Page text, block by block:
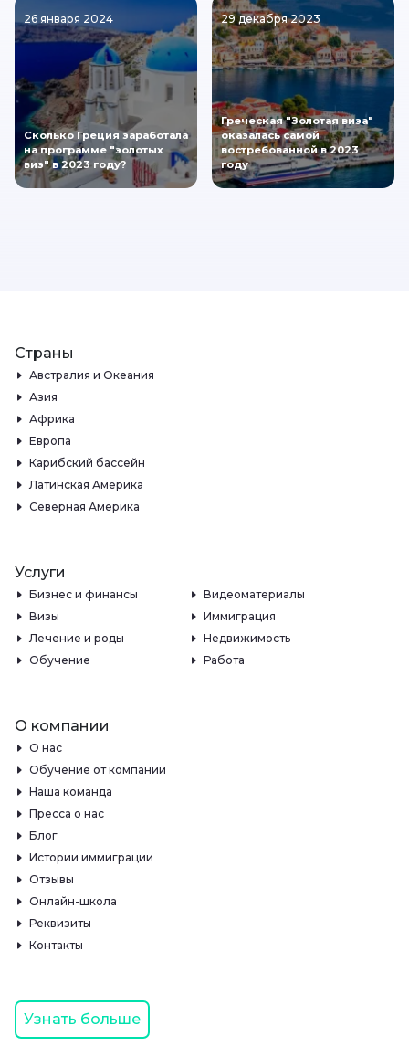
26 января 2024
Сколько Греция заработала
на программе "золотых
виз" в 2023 году?
29 декабря 2023
Греческая "Золотая виза"
оказалась самой
востребованной в 2023
году
Страны
Австралия и Океания
Азия
Африка
Европа
Карибский бассейн
Латинская Америка
Северная Америка
Услуги
Бизнес и финансы
Видеоматериалы
Визы
Иммиграция
Лечение и роды
Недвижимость
Обучение
Работа
О компании
О нас
Обучение от компании
Наша команда
Пресса о нас
Блог
Истории иммиграции
Отзывы
Онлайн-школа
Реквизиты
Контакты
Узнать больше